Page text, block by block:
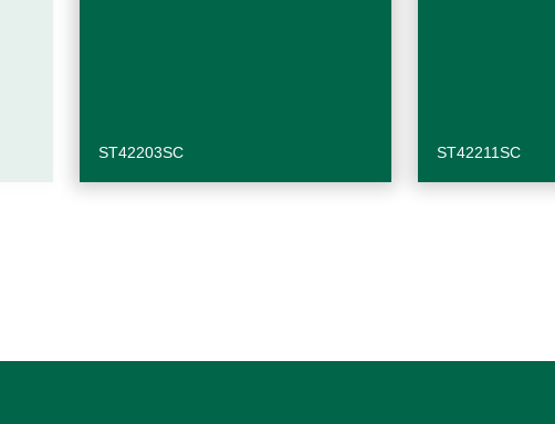
ST42203SC ST42211SC